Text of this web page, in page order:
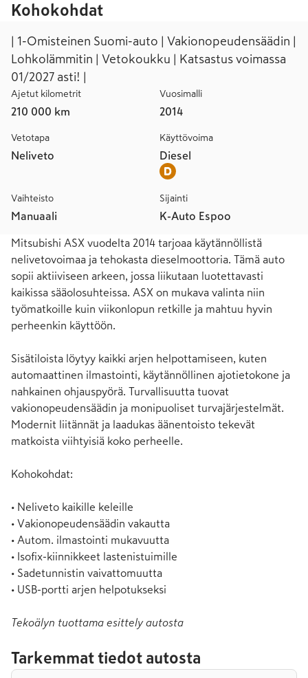
Kohokohdat
| 1-Omisteinen Suomi-auto | Vakionopeudensäädin |
Lohkolämmitin | Vetokoukku | Katsastus voimassa
01/2027 asti! |
Ajetut kilometrit
210 000 km
Vuosimalli
2014
Vetotapa
Neliveto
Käyttövoima
Diesel
Vaihteisto
Manuaali
Sijainti
K-Auto Espoo
Mitsubishi ASX vuodelta 2014 tarjoaa käytännöllistä
nelivetovoimaa ja tehokasta dieselmoottoria. Tämä auto
sopii aktiiviseen arkeen, jossa liikutaan luotettavasti
kaikissa sääolosuhteissa. ASX on mukava valinta niin
työmatkoille kuin viikonlopun retkille ja mahtuu hyvin
perheenkin käyttöön.
Sisätiloista löytyy kaikki arjen helpottamiseen, kuten
automaattinen ilmastointi, käytännöllinen ajotietokone ja
nahkainen ohjauspyörä. Turvallisuutta tuovat
vakionopeudensäädin ja monipuoliset turvajärjestelmät.
Modernit liitännät ja laadukas äänentoisto tekevät
matkoista viihtyisiä koko perheelle.
Kohokohdat:
• Neliveto kaikille keleille
• Vakionopeudensäädin vakautta
• Autom. ilmastointi mukavuutta
• Isofix-kiinnikkeet lastenistuimille
• Sadetunnistin vaivattomuutta
• USB-portti arjen helpotukseksi
Tekoälyn tuottama esittely autosta
Tarkemmat tiedot autosta